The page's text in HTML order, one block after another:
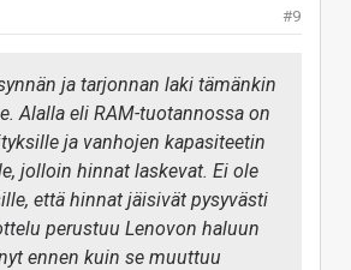
#9
ja tarjonnan laki tämänkin
Alalla eli RAM-tuotannossa on
ja vanhojen kapasiteetin
jolloin hinnat laskevat. Ei ole
että hinnat jäisivät pysyvästi
perustuu Lenovon haluun
ennen kuin se muuttuu